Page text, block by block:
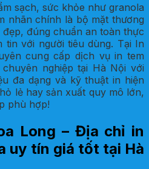
sạch, sức khỏe như granola
nhãn chính là bộ mặt thương
đúng chuẩn an toàn thực
tin với người tiêu dùng. Tại In
cung cấp dịch vụ in tem
nghiệp tại Hà Nội với
đa dạng và kỹ thuật in hiện
lẻ hay sản xuất quy mô lớn,
phù hợp!
Long – Địa chỉ in
uy tín giá tốt tại Hà